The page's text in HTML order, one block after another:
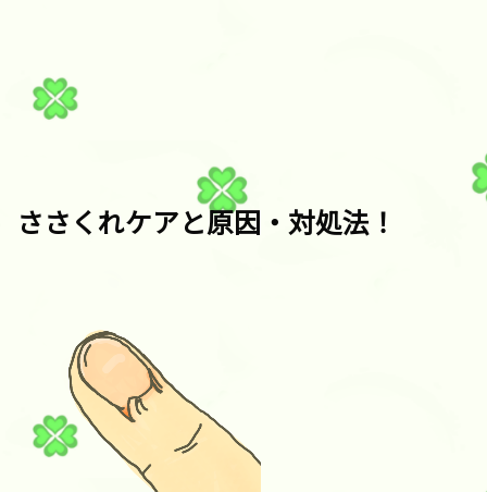
ささくれケアと原因・対処法！